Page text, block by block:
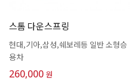
스톰 다운스프링
현대,기아,삼성,쉐보레등 일반 소형승
용차
260,000 원